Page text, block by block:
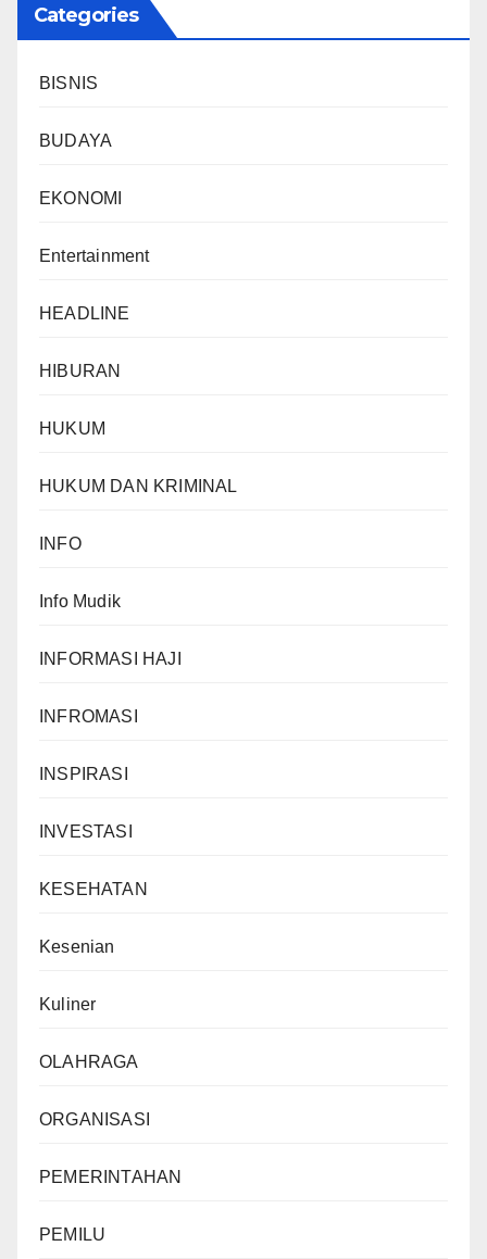
Categories
BISNIS
BUDAYA
EKONOMI
Entertainment
HEADLINE
HIBURAN
HUKUM
HUKUM DAN KRIMINAL
INFO
Info Mudik
INFORMASI HAJI
INFROMASI
INSPIRASI
INVESTASI
KESEHATAN
Kesenian
Kuliner
OLAHRAGA
ORGANISASI
PEMERINTAHAN
PEMILU